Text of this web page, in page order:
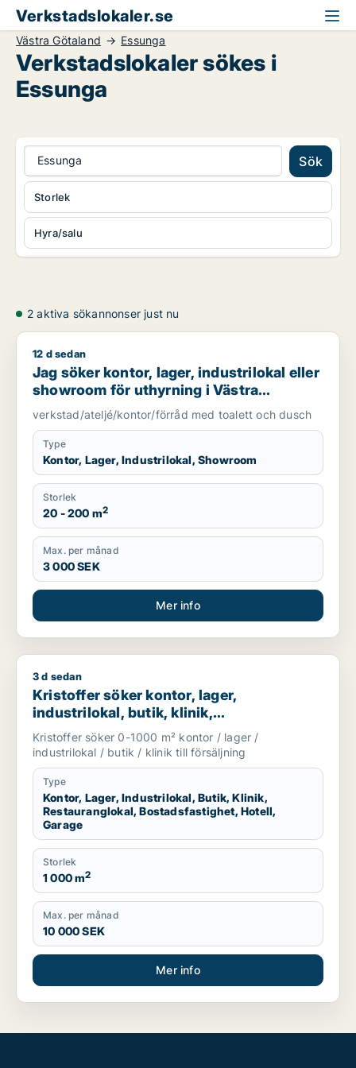
Verkstadslokaler.se
Västra Götaland Essunga
Verkstadslokaler sökes i
Essunga
Essunga Sök
Hyra/salu
Storlek
2 aktiva sökannonser just nu
Jag söker kontor, lager, industrilokal eller showroom för
12 d sedan
Jag söker kontor, lager, industrilokal eller
showroom för uthyrning i Västra
Götaland
verkstad/ateljé/kontor/förråd med toalett och dusch
Type
Kontor, Lager, Industrilokal, Showroom
Storlek
20 - 200 m2
Max. per månad
3 000 SEK
Mer info
Kristoffer söker kontor, lager, industrilokal, butik, klinik,
3 d sedan
Kristoffer söker kontor, lager,
industrilokal, butik, klinik,
restauranglokal, bostadsfastighet, hotell
eller garage till salu i Sotenäs, Vårgårda
eller Grästorp m.fl.
Kristoffer söker 0-1000 m² kontor / lager /
industrilokal / butik / klinik till försäljning
Type
Kontor, Lager, Industrilokal, Butik, Klinik,
Restauranglokal, Bostadsfastighet, Hotell,
Garage
Storlek
1 000 m2
Max. per månad
10 000 SEK
Mer info